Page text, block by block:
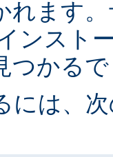
れます
ンスト
つかる
には、